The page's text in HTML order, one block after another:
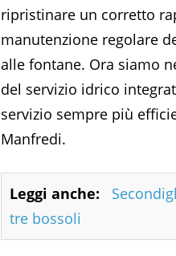
ripristinare un corretto
manutenzione regolare
alle fontane. Ora siamo
del servizio idrico
servizio sempre più
Manfredi.
Leggi anche:
tre bossoli